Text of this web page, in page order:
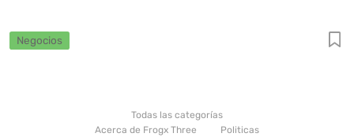
Negocios
Todas las categorías
Acerca de Frogx Three
Politicas